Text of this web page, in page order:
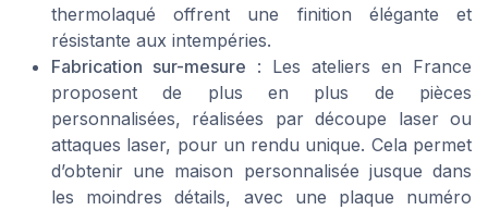
thermolaqué offrent une finition élégante et
résistante aux intempéries.
Fabrication sur-mesure : Les ateliers en France
proposent de plus en plus de pièces
personnalisées, réalisées par découpe laser ou
attaques laser, pour un rendu unique. Cela permet
d’obtenir une maison personnalisée jusque dans
les moindres détails, avec une plaque numéro